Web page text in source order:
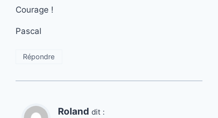
Courage !
Pascal
Répondre
Roland dit :